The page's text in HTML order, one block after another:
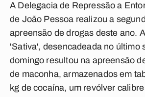
A Delegacia de Repressão a
de João Pessoa realizou a
apreensão de drogas deste ano.
'Sativa', desencadeada no último
domingo resultou na apreensão
de maconha, armazenados em
kg de cocaína, um revólver